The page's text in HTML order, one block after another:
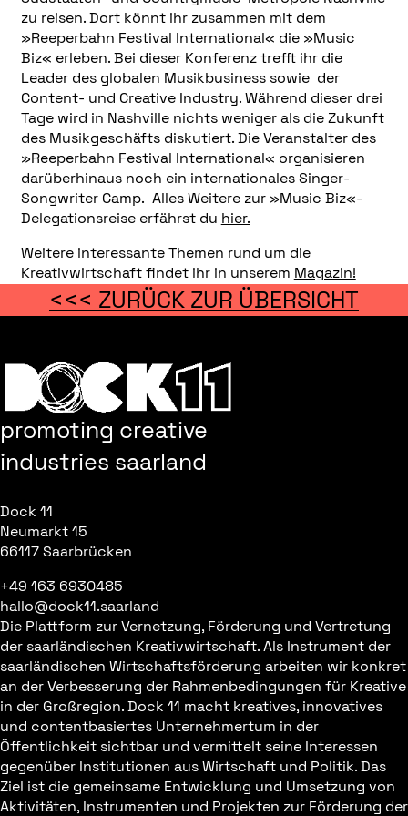
zu reisen. Dort könnt ihr zusammen mit dem
»Reeperbahn Festival International« die »Music
Biz« erleben. Bei dieser Konferenz trefft ihr die
Leader des globalen Musikbusiness sowie der
Content- und Creative Industry. Während dieser drei
Tage wird in Nashville nichts weniger als die Zukunft
des Musikgeschäfts diskutiert. Die Veranstalter des
»Reeperbahn Festival International« organisieren
darüberhinaus noch ein internationales Singer-
Songwriter Camp. Alles Weitere zur »Music Biz«-
Delegationsreise erfährst du hier.
Weitere interessante Themen rund um die
Kreativwirtschaft findet ihr in unserem Magazin!
<<< ZURÜCK ZUR ÜBERSICHT
promoting creative
industries saarland
Dock 11
Neumarkt 15
66117 Saarbrücken
+49 163 6930485
hallo@dock11.saarland
Die Plattform zur Vernetzung, Förderung und Vertretung
der saarländischen Kreativwirtschaft. Als Instrument der
saarländischen Wirtschaftsförderung arbeiten wir konkret
an der Verbesserung der Rahmenbedingungen für Kreative
in der Großregion. Dock 11 macht kreatives, innovatives
und contentbasiertes Unternehmertum in der
Öffentlichkeit sichtbar und vermittelt seine Interessen
gegenüber Institutionen aus Wirtschaft und Politik. Das
Ziel ist die gemeinsame Entwicklung und Umsetzung von
Aktivitäten, Instrumenten und Projekten zur Förderung der